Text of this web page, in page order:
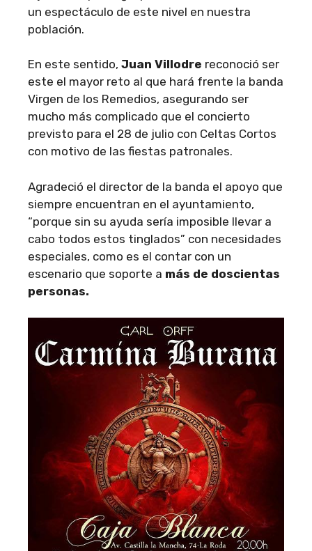
un espectáculo de este nivel en nuestra
población.
En este sentido, Juan Villodre reconoció ser
este el mayor reto al que hará frente la banda
Virgen de los Remedios, asegurando ser
mucho más complicado que el concierto
previsto para el 28 de julio con Celtas Cortos
con motivo de las fiestas patronales.
Agradeció el director de la banda el apoyo que
siempre encuentran en el ayuntamiento,
“porque sin su ayuda sería imposible llevar a
cabo todos estos tinglados” con necesidades
especiales, como es el contar con un
escenario que soporte a más de doscientas
personas.